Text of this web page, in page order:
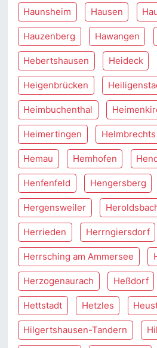
Haunsheim Hausen
Hauzenberg Hawangen
Hebertshausen Heideck
Heigenbrücken
Heimbuchenthal
Heimertingen Helmbrechts
Hemau Hemhofen
Henfenfeld Hengersberg
Hergensweiler
Herrieden Herrngiersdorf
Herrsching am Ammersee
Herzogenaurach Heßdorf
Hettstadt Hetzles
Hilgertshausen-Tandern